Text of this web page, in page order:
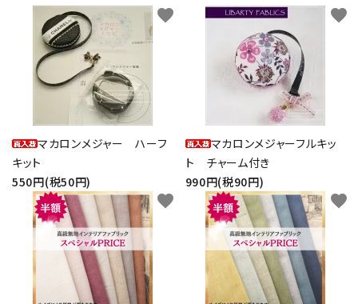
マカロンメジャー ハーフ
キット
550円(税50円)
favorite
マカロンメジャーフルキッ
ト チャーム付き
990円(税90円)
favorite
favorite favorite